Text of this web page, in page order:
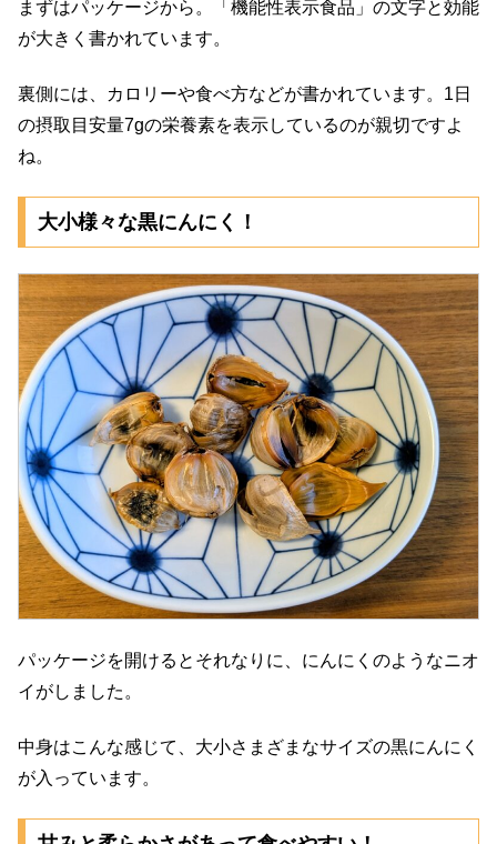
まずはパッケージから。「機能性表示食品」の文字と効能
が大きく書かれています。
裏側には、カロリーや食べ方などが書かれています。1日
の摂取目安量7gの栄養素を表示しているのが親切ですよ
ね。
大小様々な黒にんにく！
パッケージを開けるとそれなりに、にんにくのようなニオ
イがしました。
中身はこんな感じて、大小さまざまなサイズの黒にんにく
が入っています。